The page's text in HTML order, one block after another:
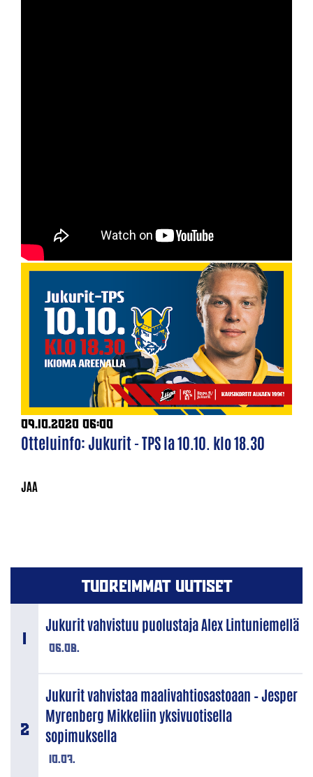
Otteluinfo: Jukurit - TPS la 10.10. klo 18.30
09.10.2020 06:00
TUOREIMMAT UUTISET
06.08.
Jukurit vahvistuu puolustaja Alex Lintuniemellä
10.07.
Jukurit vahvistaa maalivahtiosastoaan – Jesper
Myrenberg Mikkeliin yksivuotisella
sopimuksella